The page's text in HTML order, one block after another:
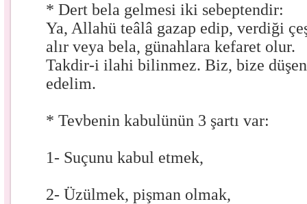
* Dert bela gelmesi iki sebeptendir:
Ya, Allahü teâlâ gazap edip, verdiği
alır veya bela, günahlara kefaret olur.
Takdir-i ilahi bilinmez. Biz, bize
edelim.
* Tevbenin kabulünün 3 şartı var:
1- Suçunu kabul etmek,
2- Üzülmek, pişman olmak,